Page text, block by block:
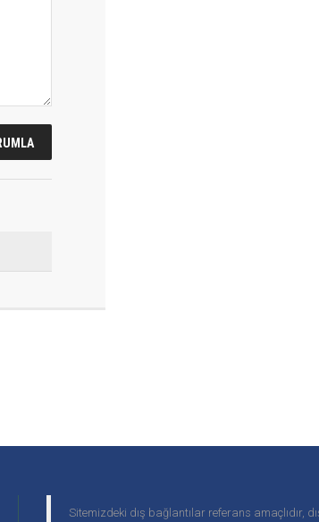
Sitemizdeki dış bağlantılar referans amaçlıdır,